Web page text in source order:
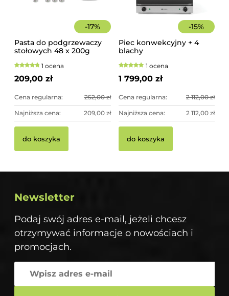
-17%
Pasta do podgrzewaczy
stołowych 48 x 200g
1 ocena
209,00 zł
Cena regularna: 252,00 zł
Najniższa cena: 209,00 zł
do koszyka
-15%
Piec konwekcyjny + 4
blachy
1 ocena
1 799,00 zł
Cena regularna: 2 112,00 zł
Najniższa cena: 2 112,00 zł
do koszyka
Newsletter
Podaj swój adres e-mail, jeżeli chcesz
otrzymywać informacje o nowościach i
promocjach.